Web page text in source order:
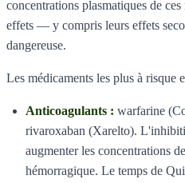
concentrations plasmatiques de
effets — y compris leurs effets
dangereuse.
Les médicaments les plus à risque
Anticoagulants : warfarine
rivaroxaban (Xarelto).
augmenter les concentrations
hémorragique. Le temps de